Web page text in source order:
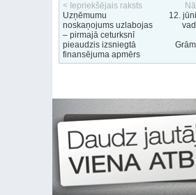
< Iepriekšējais raksts
Uzņēmumu
noskaņojums uzlabojas
– pirmajā ceturksnī
pieaudzis izsniegtā
finansējuma apmērs
12.